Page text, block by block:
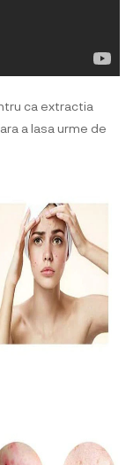
ca extractia
a lasa urme de